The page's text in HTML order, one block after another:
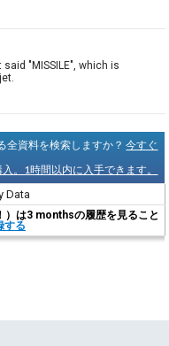
"MISSILE", which is
全資料を検索しますか？今すぐ
入。1時間以内に入手できます。
Data
）は3 monthsの履歴を見ること
する